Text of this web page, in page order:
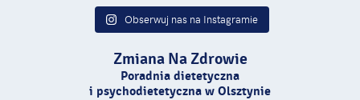
Obserwuj nas na Instagramie
Zmiana Na Zdrowie
Poradnia dietetyczna
i psychodietetyczna w Olsztynie